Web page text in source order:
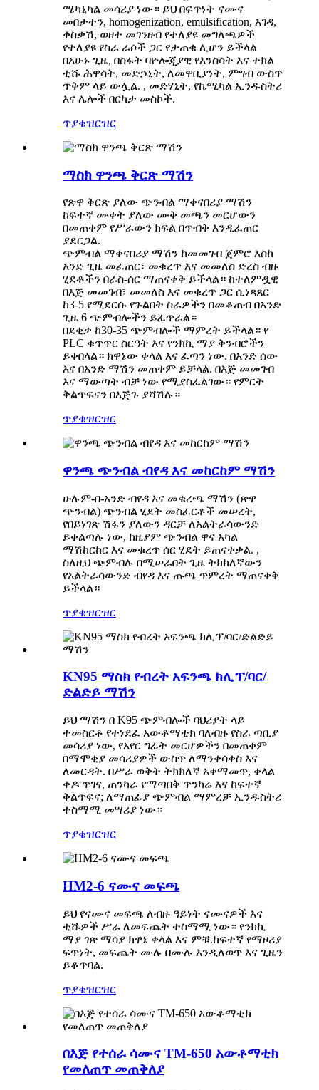
ሜካኒካል መሳሪያ ነው። ይህ በፍጥነት ናሙና
መበታተን, homogenization, emulsification, እገዳ,
ቀስቃሽ, ወዘተ መገንዘብ የተለያዩ መግለጫዎች
የተለያዩ የስራ ራሶች ጋር የታጠቁ ሊሆን ይችላል
በአሁኑ ጊዜ, በስፋት ባዮሎጂያዊ የእንስሳት እና ተክል
ቲሹ ሕዋሳት, መድኃኒት, ለመዋቢያነት, ምግብ ውስጥ
ጥቅም ላይ ውሏል. , መድሃኒት, የኬሚካል ኢንዱስትሪ
እና ሌሎች በርካታ መስኮች.
ጥያቄዝርዝር
ማስክ ዋንጫ ቅርጽ ማሽን
የጽዋ ቅርጽ ያለው ጭንብል ማቀናበሪያ ማሽን
ከፍተኛ ሙቀት ያለው ሙቅ መጫን መርሆውን
በመጠቀም የሥራውን ክፍል በጥብቅ እንዲፈጠር
ያደርጋል.
ጭምብል ማቀናበሪያ ማሽን ከመመገብ ጀምሮ እስከ
አንድ ጊዜ መፈጠር፣ መቁረጥ እና መመለስ ድረስ ብዙ
ሂደቶችን በራስ-ሰር ማጠናቀቅ ይችላል። ከተለምዷዊ
በእጅ መመገብ፣ መመለስ እና መቁረጥ ጋር ሲነጻጸር
ከ3-5 የሚደርሱ የጉልበት ስራዎችን በመቆጠብ በአንድ
ጊዜ 6 ጭምብሎችን ይፈጥራል።
በደቂቃ ከ30-35 ጭምብሎች ማምረት ይችላል። የ
PLC ቁጥጥር ስርዓት እና የንክኪ ማያ ቅንብሮችን
ይቀበላል። ክዋኔው ቀላል እና ፈጣን ነው. በአንድ ሰው
እና በአንድ ማሽን መጠቀም ይቻላል. በእጅ መመገብ
እና ማውጣት ብቻ ነው የሚያስፈልገው። የምርት
ቅልጥፍናን በእጅጉ ያሻሽሉ።
ጥያቄዝርዝር
ዋንጫ ጭንብል ብየዳ እና መከርከም ማሽን
ሁሉም-በ-አንድ ብየዳ እና መቁረጫ ማሽን (ጽዋ
ጭንብል) ጭንብል ሂደት መስፈርቶች መሠረት,
የበይነገጽ ሽፋን ያለውን ዳርቻ ለአልትራሳውንድ
ይቀልጣሉ ነው, ከዚያም ጭንብል ዋና አካል
ማሽከርከር እና መቁረጥ ሰር ሂደት ይጠናቀቃል. ,
ስለዚህ ጭምብሉ በሚሠራበት ጊዜ ትክክለኛውን
የአልትራሳውንድ ብየዳ እና ጡጫ ጥምረት ማጠናቀቅ
ይችላል።
ጥያቄዝርዝር
KN95 ማስክ የብረት አፍንጫ ክሊፕ/ባር/
ድልድይ ማሽን
ይህ ማሽን በ K95 ጭምብሎች ባህሪያት ላይ
ተመስርቶ የተነደፈ አውቶማቲክ ባለብዙ የስራ ጣቢያ
መሳሪያ ነው, የአየር ግፊት መርሆዎችን በመጠቀም
በማሞቂያ መሳሪያዎች ውስጥ ለማንቀሳቀስ እና
ለመርዳት. በሥራ ወቅት ትክክለኛ አቀማመጥ, ቀላል
ቀዶ ጥገና, ጠንካራ የማጣበቅ ጥንካሬ እና ከፍተኛ
ቅልጥፍና; ለማጠፊያ ጭምብል ማምረቻ ኢንዱስትሪ
ተስማሚ መሣሪያ ነው።
ጥያቄዝርዝር
HM2-6 ናሙና መፍጫ
ይህ የናሙና መፍጫ ለብዙ ዓይነት ናሙናዎች እና
ቲሹዎች ሥራ ለመፍጨት ተስማሚ ነው። የንክኪ
ማያ ገጽ ማሳያ ክዋኔ ቀላል እና ምቹ.ከፍተኛ የማዞሪያ
ፍጥነት, መፍጨት ሙሉ በሙሉ እንዲለወጥ እና ጊዜን
ይቆጥባል.
ጥያቄዝርዝር
በእጅ የተሰራ ሳሙና TM-650 አውቶማቲክ
የመለጠጥ መጠቅለያ